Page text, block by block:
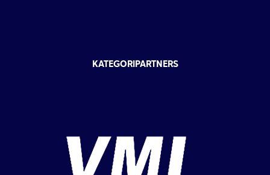
KATEGORIPARTNERS